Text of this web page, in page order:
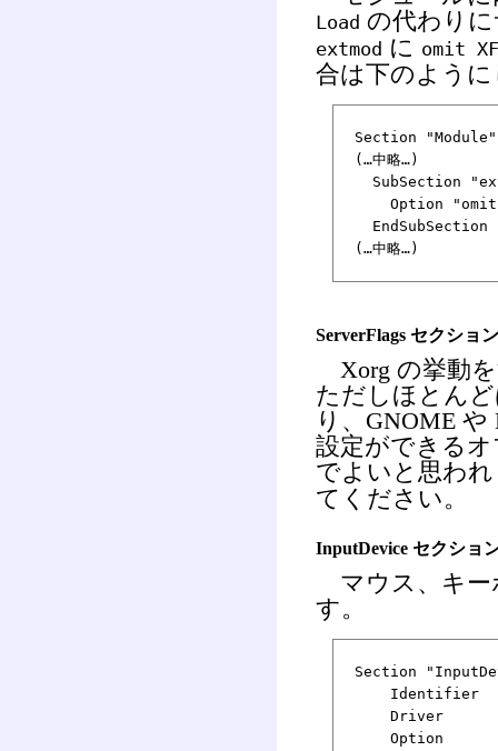
Load の代わり
extmod に omit
合は下のよう
Section "Module"
(…中略…)
SubSection
Option "omit
EndSubSection
(…中略…)
ServerFlags セクション
Xorg の挙動
ただしほとん
り、GNOME
設定ができる
でよいと思わ
てください。
InputDevice セクショ
マウス、キー
す。
Section
Identifier
Driver
Option